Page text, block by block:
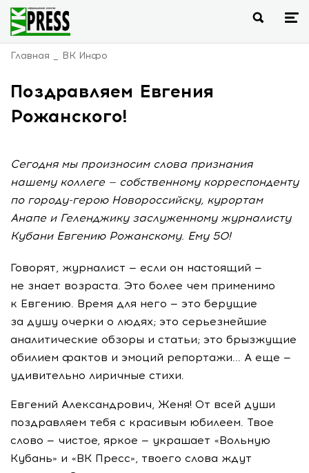
Главная ВК Инфо
Поздравляем Евгения
Рожанского!
Сегодня мы произносим слова признания
нашему коллеге — собственному корреспонденту
по городу-герою Новороссийску, курортам
Анапе и Геленджику заслуженному журналисту
Кубани Евгению Рожанскому. Ему 50!
Говорят, журналист — если он настоящий —
не знает возраста. Это более чем применимо
к Евгению. Время для него — это берущие
за душу очерки о людях; это серьезнейшие
аналитические обзоры и статьи; это брызжущие
обилием фактов и эмоций репортажи... А еще —
удивительно лиричные стихи.
Евгений Александрович, Женя! От всей души
поздравляем тебя с красивым юбилеем. Твое
слово — чистое, яркое — украшает «Вольную
Кубань» и «ВК Пресс», твоего слова ждут